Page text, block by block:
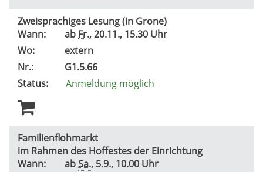
Zweisprachiges Lesung (in Grone)
Wann:
ab Fr., 20.11., 15.30 Uhr
Wo:
extern
Nr.:
G1.5.66
Status:
Anmeldung möglich
Familienflohmarkt
im Rahmen des Hoffestes der Einrichtung
Wann:
abSa., 5.9., 10.00 Uhr